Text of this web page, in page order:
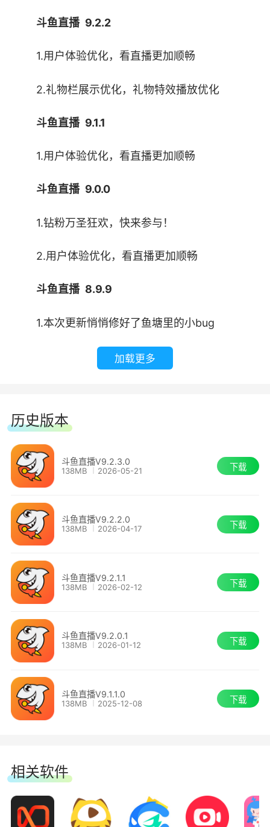
●手游休闲
●娱乐天地
●科技文化
●语音互动
斗鱼直播 9.2.2
1.用户体验优化，看直播更加顺畅
2.礼物栏展示优化，礼物特效播放优化
斗鱼直播 9.1.1
1.用户体验优化，看直播更加顺畅
斗鱼直播 9.0.0
1.钻粉万圣狂欢，快来参与！
2.用户体验优化，看直播更加顺畅
斗鱼直播 8.9.9
1.本次更新悄悄修好了鱼塘里的小bug
2.用户体验优化，看直播更加顺畅
斗鱼直播 8.9.4
1.全新任务系统和积分玩法已上线，大量游戏
道具和微信现金等您来拿，快来参与任务赢取奖励
吧!
2.用户体验优化，看直播更加顺畅
1.用户体验优化
斗鱼直播 8.8.9
首页支持显示房间认证标签
斗鱼直播 8.8.7
用户体验优化
加载更多
历史版本
斗鱼直播V9.2.3.0
138MB 2026-05-21 下载
斗鱼直播V9.2.2.0
138MB 2026-04-17 下载
斗鱼直播V9.2.1.1
138MB 2026-02-12 下载
斗鱼直播V9.2.0.1
138MB 2026-01-12 下载
斗鱼直播V9.1.1.0
138MB 2025-12-08 下载
相关软件